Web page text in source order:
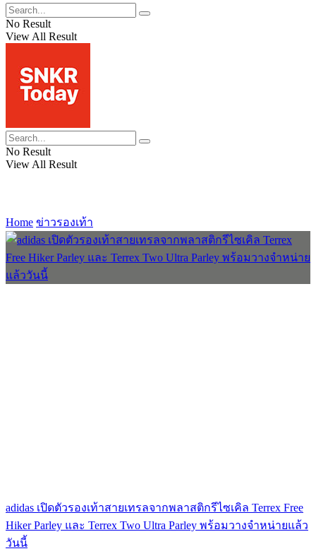
No Result
View All Result
No Result
View All Result
Home ข่าวรองเท้า
adidas เปิดตัวรองเท้าสายเทรลจากพลาสติกรีไซเคิล Terrex Free
Hiker Parley และ Terrex Two Ultra Parley พร้อมวางจำหน่ายแล้ว
วันนี้